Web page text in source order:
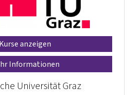
Kurse anzeigen
Informationen
Universität Graz